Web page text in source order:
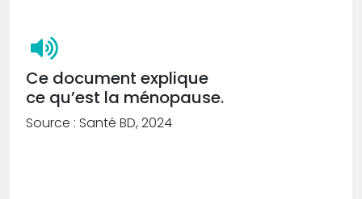
Ce document explique
ce qu’est la ménopause.
Source : Santé BD, 2024